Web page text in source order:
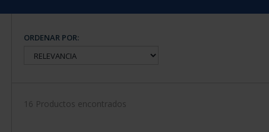
ORDENAR POR:
16 Productos encontrados